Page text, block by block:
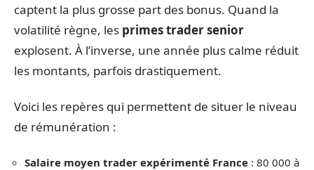
captent la plus grosse part des bonus. Quand la
volatilité règne, les primes trader senior
explosent. À l’inverse, une année plus calme réduit
les montants, parfois drastiquement.
Voici les repères qui permettent de situer le niveau
de rémunération :
Salaire moyen trader expérimenté France : 80 000 à